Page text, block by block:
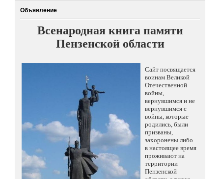
Объявление
Всенародная книга памяти
Пензенской области
Сайт посвящается
воинам Великой
Отечественной
войны,
вернувшимся и не
вернувшимся с
войны, которые
родились, были
призваны,
захоронены либо
в настоящее время
проживают на
территории
Пензенской